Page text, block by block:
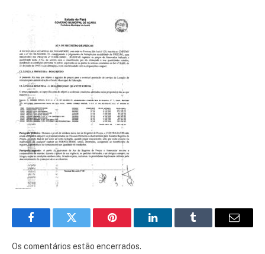
FacebookTwitter Pinterest LinkedInTumblr
E-
Os comentários estão encerrados.